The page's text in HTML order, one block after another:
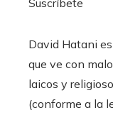
David Hatani
que ve con
laicos y
(conforme a la